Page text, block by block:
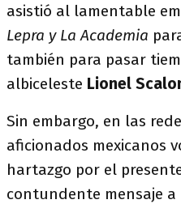
asistió al lamentable
Lepra y La Academia
también para pasar
albiceleste Lionel
Sin embargo, en las
aficionados mexicanos
hartazgo por el
contundente mensaje